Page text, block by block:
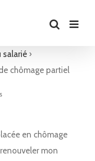
salarié ›
chômage partiel
en chômage
mon